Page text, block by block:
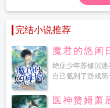
完结小说推荐
魔君的悠闲
绝症少年苏修沉
自己氪到了游戏
医神赘婿萧